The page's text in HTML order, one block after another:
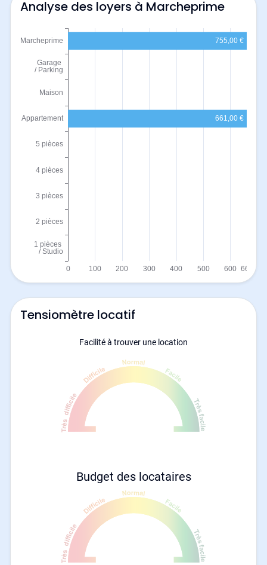
Analyse des loyers à Marcheprime
Tensiomètre locatif
Facilité à trouver une location
Budget des locataires